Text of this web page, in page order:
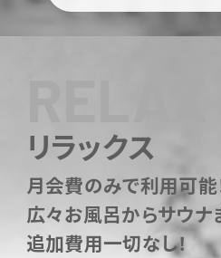
リラックス
月会費のみで利用可能
広々お風呂からサウナ
追加費用一切なし！